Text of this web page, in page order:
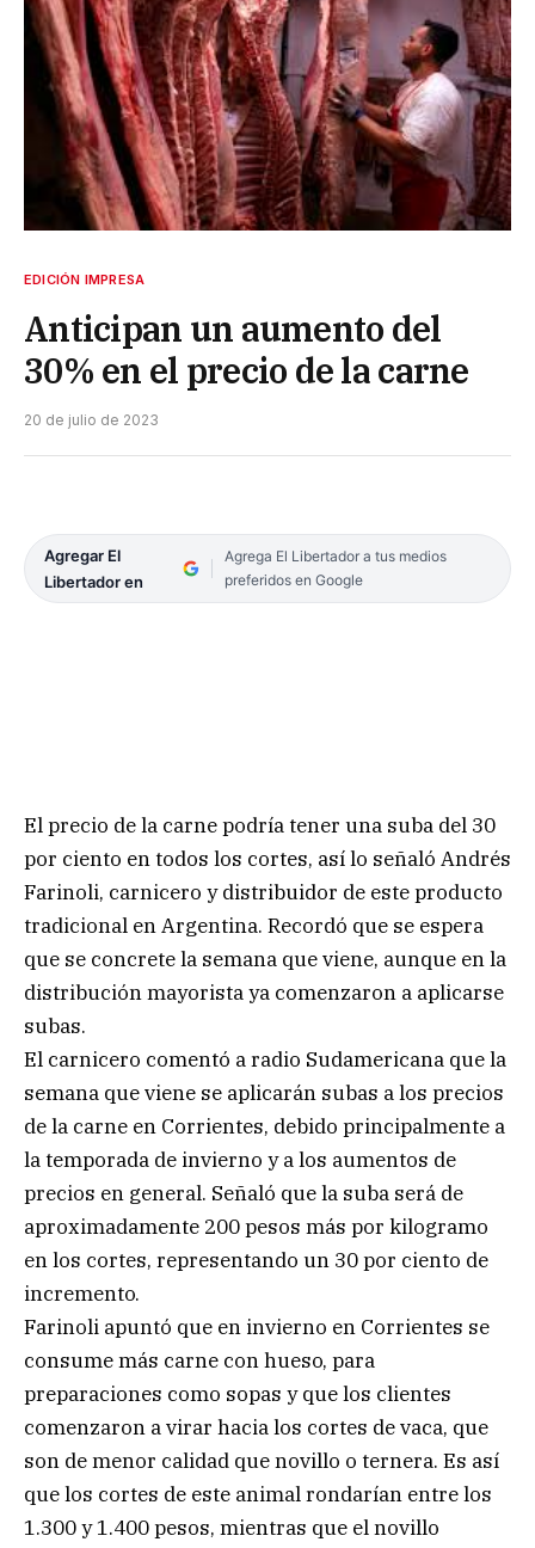
EDICIÓN IMPRESA
Anticipan un aumento del
30% en el precio de la carne
20 de julio de 2023
Agregar El
Libertador en
Agrega El Libertador a tus medios
preferidos en Google
El precio de la carne podría tener una suba del 30
por ciento en todos los cortes, así lo señaló Andrés
Farinoli, carnicero y distribuidor de este producto
tradicional en Argentina. Recordó que se espera
que se concrete la semana que viene, aunque en la
distribución mayorista ya comenzaron a aplicarse
subas.
El carnicero comentó a radio Sudamericana que la
semana que viene se aplicarán subas a los precios
de la carne en Corrientes, debido principalmente a
la temporada de invierno y a los aumentos de
precios en general. Señaló que la suba será de
aproximadamente 200 pesos más por kilogramo
en los cortes, representando un 30 por ciento de
incremento.
Farinoli apuntó que en invierno en Corrientes se
consume más carne con hueso, para
preparaciones como sopas y que los clientes
comenzaron a virar hacia los cortes de vaca, que
son de menor calidad que novillo o ternera. Es así
que los cortes de este animal rondarían entre los
1.300 y 1.400 pesos, mientras que el novillo